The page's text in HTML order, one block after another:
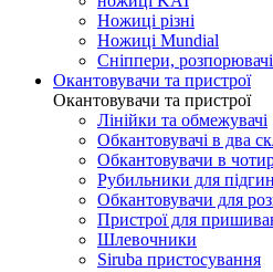
Ножиці різні
Ножиці Mundial
Сніппери, розпорювачі
Окантовувачи та пристрої
Окантовувачи та пристрої
Лінійки та обмежувачі
Обкантовувачі в два
Обкантовувачи в
Рубильники для
Обкантовувачи для
Пристрої для
Шлевочники
Siruba пристосування